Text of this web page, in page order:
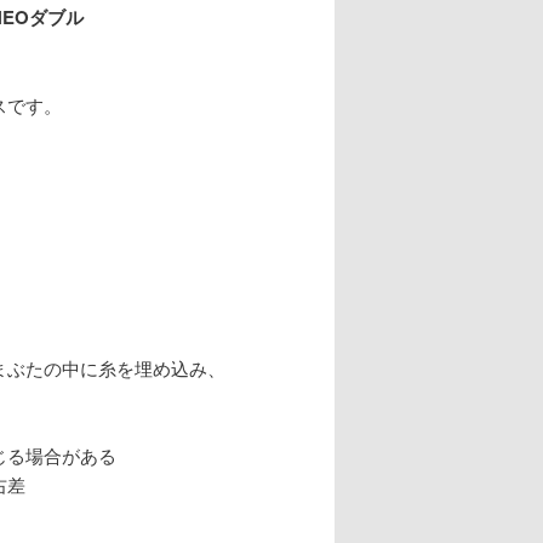
ダブル
す。
たの中に糸を埋め込み、
場合がある
差